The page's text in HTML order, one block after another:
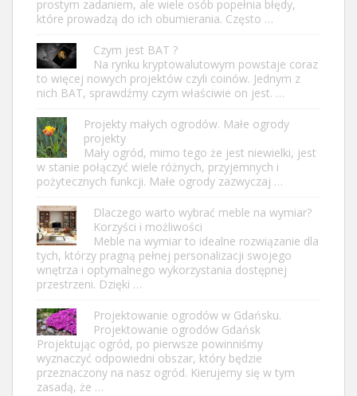
prostym zadaniem, ale wiele osób popełnia błędy,
które prowadzą do ich obumierania. Często …
Czym jest BAT ?
Na rynku kryptowalutowym powstaje coraz
to więcej nowych projektów czyli coinów. Jednym z
nich BAT, sprawdźmy czym właściwie on jest. …
Projekty małych ogrodów. Małe ogrody
projekty
Mały ogród, mimo tego że jest niewielki, jest
w stanie połączyć wiele różnych, przyjemnych i
pożytecznych funkcji. Małe ogrody zazwyczaj …
Dlaczego warto wybrać meble na wymiar?
Korzyści i możliwości
Meble na wymiar to idealne rozwiązanie dla
tych, którzy pragną pełnej personalizacji swojego
wnętrza i optymalnego wykorzystania dostępnej
przestrzeni. Dzięki …
Projektowanie ogrodów w Gdańsku.
Projektowanie ogrodów Gdańsk
Projektując ogród, po pierwsze powinniśmy
wyznaczyć odpowiedni obszar, który będzie
przeznaczony na nasz ogród. Kierujemy się w tym
zasadą, że …